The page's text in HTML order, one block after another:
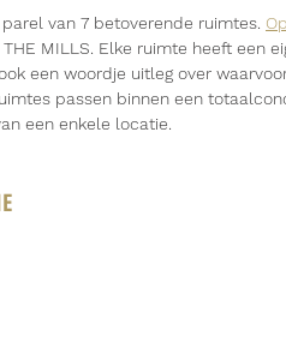
van 7 betoverende ruimtes.
MILLS. Elke ruimte heeft een
een woordje uitleg over
passen binnen een
een enkele locatie.